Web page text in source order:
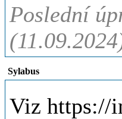
Poslední
Sylabus
Viz https://